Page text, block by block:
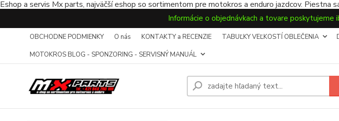
Eshop a servis Mx parts, najväčší eshop so sortimentom pre motokros a enduro jazdcov. Piestna
Informácie o objednávkach a tovare poskytujeme
OBCHODNE PODMIENKY O nás KONTAKTY a RECENZIE TABUĽKY VEĽKOSTÍ OBLEČENIA
MOTOKROS BLOG - SPONZORING - SERVISNÝ MANUÁL